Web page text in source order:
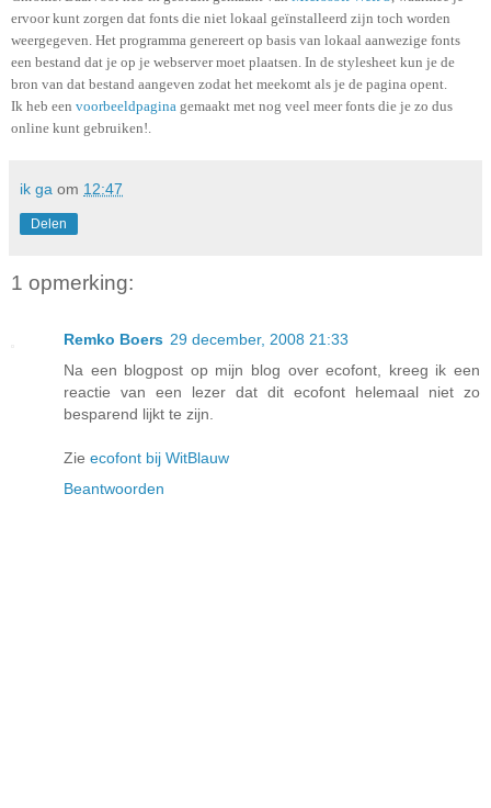
ervoor kunt zorgen dat fonts die niet lokaal geïnstalleerd zijn toch worden
weergegeven. Het programma genereert op basis van lokaal aanwezige fonts
een bestand dat je op je webserver moet plaatsen. In de stylesheet kun je de
bron van dat bestand aangeven zodat het meekomt als je de pagina opent.
Ik heb een voorbeeldpagina gemaakt met nog veel meer fonts die je zo dus
online kunt gebruiken!.
ik ga om 12:47
Delen
1 opmerking:
Remko Boers 29 december, 2008 21:33
Na een blogpost op mijn blog over ecofont, kreeg ik een
reactie van een lezer dat dit ecofont helemaal niet zo
besparend lijkt te zijn.
Zie ecofont bij WitBlauw
Beantwoorden